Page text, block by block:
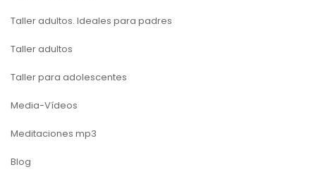
Taller adultos. Ideales para padres
Taller adultos
Taller para adolescentes
Media-Vídeos
Meditaciones mp3
Blog